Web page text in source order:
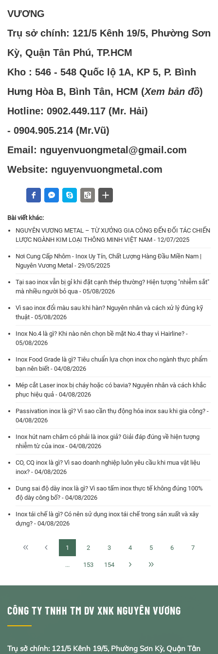
VƯƠNG
Trụ sở chính: 121/5 Kênh 19/5, Phường Sơn
Kỳ, Quận Tân Phú, TP.HCM
Kho : 546 - 548 Quốc lộ 1A, KP 5, P. Bình
Hưng Hòa B, Bình Tân, HCM (Xem bản đồ)
Hotline: 0902.449.117 (Mr. Hải)
- 0904.905.214 (Mr.Vũ)
Email: nguyenvuongmetal@gmail.com
Website: nguyenvuongmetal.com
Bài viết khác:
NGUYÊN VƯƠNG METAL – TỪ XƯỞNG GIA CÔNG ĐẾN ĐỐI TÁC CHIẾN
LƯỢC NGÀNH KIM LOẠI THÔNG MINH VIỆT NAM - 12/07/2025
Nơi Cung Cấp Nhôm - Inox Uy Tín, Chất Lượng Hàng Đầu Miền Nam |
Nguyên Vương Metal - 29/05/2025
Tại sao inox vẫn bị gỉ khi đặt cạnh thép thường? Hiện tượng "nhiễm sắt"
mà nhiều người bỏ qua - 05/08/2026
Vì sao inox đổi màu sau khi hàn? Nguyên nhân và cách xử lý đúng kỹ
thuật - 05/08/2026
Inox No.4 là gì? Khi nào nên chọn bề mặt No.4 thay vì Hairline? -
05/08/2026
Inox Food Grade là gì? Tiêu chuẩn lựa chọn inox cho ngành thực phẩm
bạn nên biết - 04/08/2026
Mép cắt Laser inox bị cháy hoặc có bavia? Nguyên nhân và cách khắc
phục hiệu quả - 04/08/2026
Passivation inox là gì? Vì sao cần thụ động hóa inox sau khi gia công? -
04/08/2026
Inox hút nam châm có phải là inox giả? Giải đáp đúng về hiện tượng
nhiễm từ của inox - 04/08/2026
CO, CQ inox là gì? Vì sao doanh nghiệp luôn yêu cầu khi mua vật liệu
inox? - 04/08/2026
Dung sai độ dày inox là gì? Vì sao tấm inox thực tế không đúng 100%
độ dày công bố? - 04/08/2026
Inox tái chế là gì? Có nên sử dụng inox tái chế trong sản xuất và xây
dựng? - 04/08/2026
1 2 3 4 5 6 7
... 153 154
CÔNG TY TNHH TM DV XNK NGUYÊN VƯƠNG
Trụ sở chính: 121/5 Kênh 19/5, Phường Sơn Kỳ, Quận Tân